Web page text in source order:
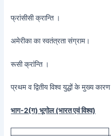
फ्रांसीसी क्रान्ति ।
अमेरीका का स्वतंत्रता संग्राम।
रूसी क्रांन्ति ।
प्रथम व द्वितीय विश्व युद्धों के मुख्य कारण
भाग-2(ग) भूगोल (भारत एवं विश्व)